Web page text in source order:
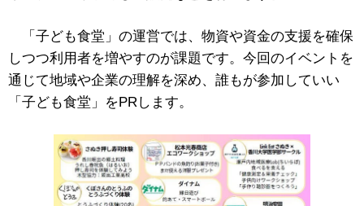
「子ども食堂」の運営では、物資や資金の支援を確保
しつつ利用者を増やすのが課題です。今回のイベントを
通じて地域や企業の理解を深め、誰もが参加していい
「子ども食堂」をPRします。